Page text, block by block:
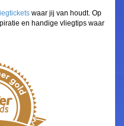
waar jij van houdt. Op
en handige vliegtips waar